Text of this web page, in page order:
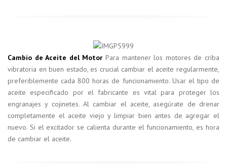
Cambio de Aceite del Motor Para mantener los motores de criba
vibratoria en buen estado, es crucial cambiar el aceite regularmente,
preferiblemente cada 800 horas de funcionamiento. Usar el tipo de
aceite especificado por el fabricante es vital para proteger los
engranajes y cojinetes. Al cambiar el aceite, asegúrate de drenar
completamente el aceite viejo y limpiar bien antes de agregar el
nuevo. Si el excitador se calienta durante el funcionamiento, es hora
de cambiar el aceite.